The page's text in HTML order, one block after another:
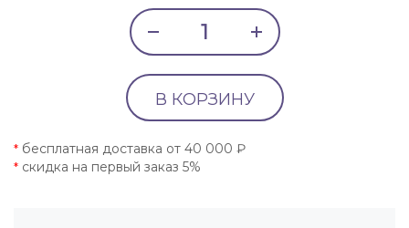
В КОРЗИНУ
* бесплатная доставка от 40 000 ₽
* скидка на первый заказ 5%